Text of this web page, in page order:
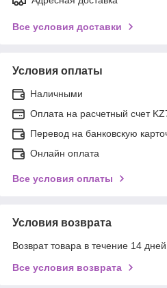
Все условия доставки
Условия оплаты
Наличными
Оплата на расчетный счет
Перевод на банковскую
Онлайн оплата
Все условия оплаты
Условия возврата
Возврат товара в течение 14
Все условия возврата